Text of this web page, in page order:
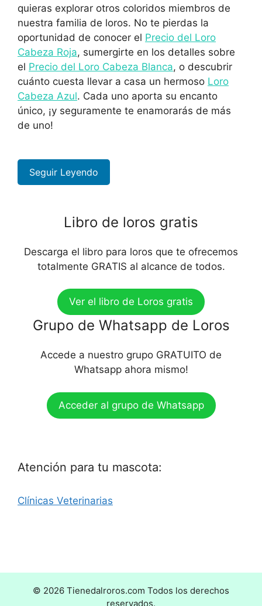
quieras explorar otros coloridos miembros de
nuestra familia de loros. No te pierdas la
oportunidad de conocer el Precio del Loro
Cabeza Roja, sumergirte en los detalles sobre
el Precio del Loro Cabeza Blanca, o descubrir
cuánto cuesta llevar a casa un hermoso Loro
Cabeza Azul. Cada uno aporta su encanto
único, ¡y seguramente te enamorarás de más
de uno!
Seguir Leyendo
Libro de loros gratis
Descarga el libro para loros que te ofrecemos
totalmente GRATIS al alcance de todos.
Ver el libro de Loros gratis
Grupo de Whatsapp de Loros
Accede a nuestro grupo GRATUITO de
Whatsapp ahora mismo!
Acceder al grupo de Whatsapp
Atención para tu mascota:
Clínicas Veterinarias
© 2026 Tienedalroros.com Todos los derechos
reservados.